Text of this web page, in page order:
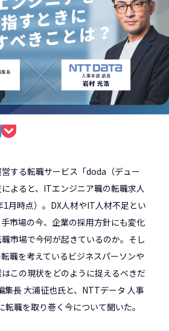
ェア
ア
でシェア
はてなブックマークでシェア
する転職サービス「doda（デュー
よると、ITエンジニア職の転職求人
月時点）。DX人材やIT人材不足とい
市場の今、企業の採用方針にも変化
市場で今何が起きているのか。そし
職を考えているビジネスパーソンや
この現状をどのように捉えるべきだ
集長 大浦征也氏と、NTTデータ 人事
転職を取り巻く今について聞いた。